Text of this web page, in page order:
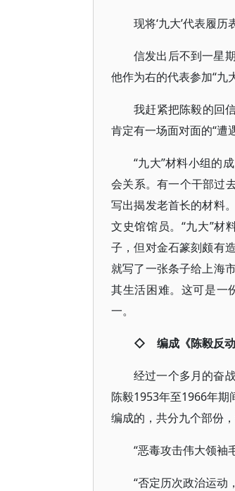
现将‘九大’代表履
信发出后不到一星
他作为右的代表参加“九
我赶紧把陈毅的回
肯定有一场面对面的“遭
“九大”材料小组的
会关系。有一个干部过
写出揭发老首长的材料
文史馆馆员。“九大”材
子，但对金石篆刻颇有
就写了一张条子给上海
其生活困难。这可是一
一。
◇ 编成《陈毅反动
经过一个多月的奋
陈毅1953年至1966年期
编成的，共分九个部份
“恶毒攻击伟大领袖
“否定历次政治运动